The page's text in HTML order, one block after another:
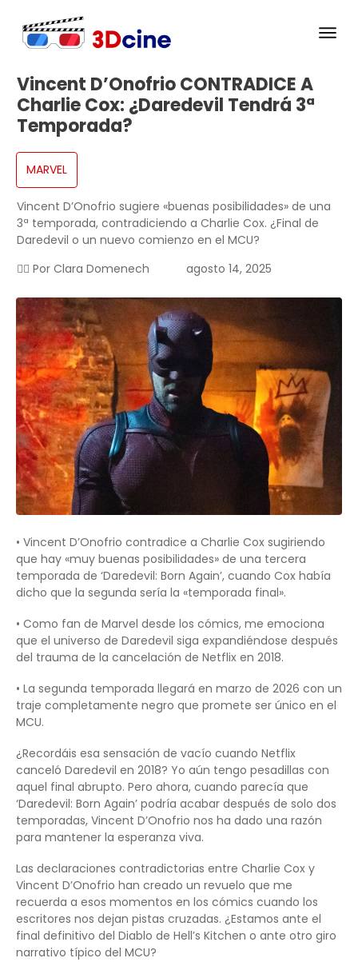
Vincent D’Onofrio CONTRADICE A
Charlie Cox: ¿Daredevil Tendrá 3ª
Temporada?
MARVEL
Vincent D’Onofrio sugiere «buenas posibilidades» de una
3ª temporada, contradiciendo a Charlie Cox. ¿Final de
Daredevil o un nuevo comienzo en el MCU?
✍🏻 Por Clara Domenech agosto 14, 2025
• Vincent D’Onofrio contradice a Charlie Cox sugiriendo
que hay «muy buenas posibilidades» de una tercera
temporada de ‘Daredevil: Born Again’, cuando Cox había
dicho que la segunda sería la «temporada final».
• Como fan de Marvel desde los cómics, me emociona
que el universo de Daredevil siga expandiéndose después
del trauma de la cancelación de Netflix en 2018.
• La segunda temporada llegará en marzo de 2026 con un
traje completamente negro que promete ser único en el
MCU.
¿Recordáis esa sensación de vacío cuando Netflix
canceló Daredevil en 2018? Yo aún tengo pesadillas con
aquel final abrupto. Pero ahora, cuando parecía que
‘Daredevil: Born Again’ podría acabar después de solo dos
temporadas, Vincent D’Onofrio nos ha dado una razón
para mantener la esperanza viva.
Las declaraciones contradictorias entre Charlie Cox y
Vincent D’Onofrio han creado un revuelo que me
recuerda a esos momentos en los cómics cuando los
escritores nos dejan pistas cruzadas. ¿Estamos ante el
final definitivo del Diablo de Hell’s Kitchen o ante otro giro
narrativo típico del MCU?